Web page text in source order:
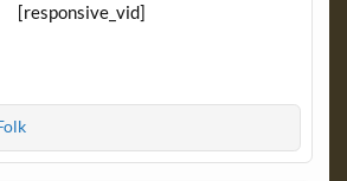
[responsive_vid]